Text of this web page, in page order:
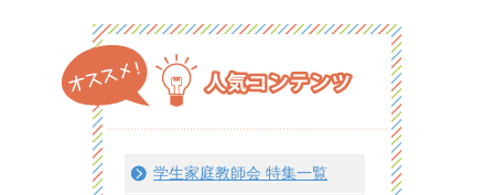
学生家庭教師会 特集一覧